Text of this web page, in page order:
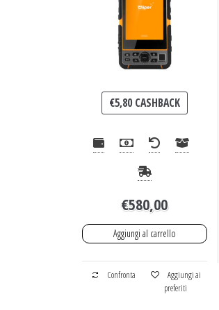
€5,80CASHBACK
€580,00
Aggiungi al carrello
Confronta
Aggiungi ai
preferiti